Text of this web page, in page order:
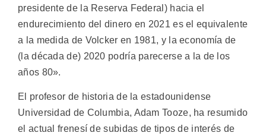
presidente de la Reserva Federal) hacia el
endurecimiento del dinero en 2021 es el equivalente
a la medida de Volcker en 1981, y la economía de
(la década de) 2020 podría parecerse a la de los
años 80».
El profesor de historia de la estadounidense
Universidad de Columbia, Adam Tooze, ha resumido
el actual frenesí de subidas de tipos de interés de